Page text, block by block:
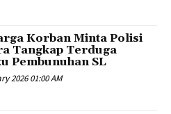
Korban Minta Polisi
Tangkap Terduga
Pembunuhan SL
2026 01:00 AM